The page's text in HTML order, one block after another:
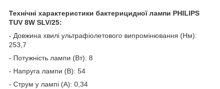
Технічні характеристики бактерицидної лампи PHILIPS
TUV 8W SLV/25:
- Довжина хвилі ультрафіолетового випромінювання (Нм):
253,7
- Потужність лампи (Вт): 8
- Напруга лампи (В): 54
- Струм у лампі (А): 0,34